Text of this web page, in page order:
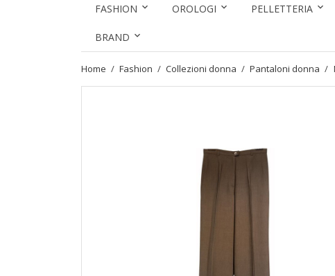
FASHION OROLOGI PELLETTERIA
BRAND
Home Fashion Collezioni donna Pantaloni donna